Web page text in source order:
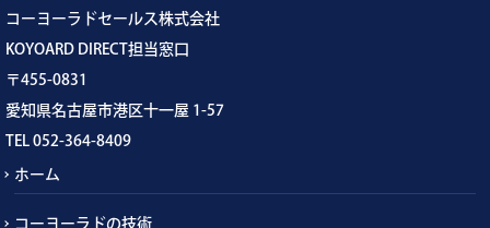
コーヨーラドセールス株式会社
KOYOARD DIRECT担当窓口
〒455-0831
愛知県名古屋市港区十一屋 1-57
TEL 052-364-8409
ホーム
コーヨーラドの技術